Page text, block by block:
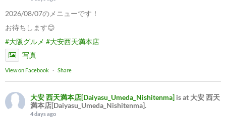
2026/08/07のメニューです！
お待ちします😊
#大阪グルメ #大安西天満本店
写真
View on Facebook · Share
大安 西天満本店[Daiyasu_Umeda_Nishitenma] is at 大安 西天
満本店[Daiyasu_Umeda_Nishitenma].
4 days ago